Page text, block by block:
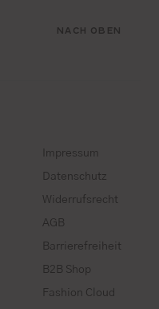
NACH OBEN
Impressum
Datenschutz
Widerrufsrecht
AGB
Barrierefreiheit
B2B Shop
Fashion Cloud